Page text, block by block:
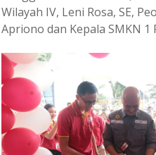
Wilayah IV, Leni Rosa, SE,
Apriono dan Kepala SMKN 1